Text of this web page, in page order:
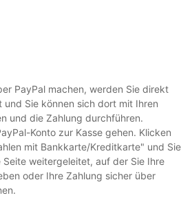
PayPal machen, werden Sie direkt
und Sie können sich dort mit Ihren
und die Zahlung durchführen.
Konto zur Kasse gehen. Klicken
mit Bankkarte/Kreditkarte" und Sie
weitergeleitet, auf der Sie Ihre
oder Ihre Zahlung sicher über